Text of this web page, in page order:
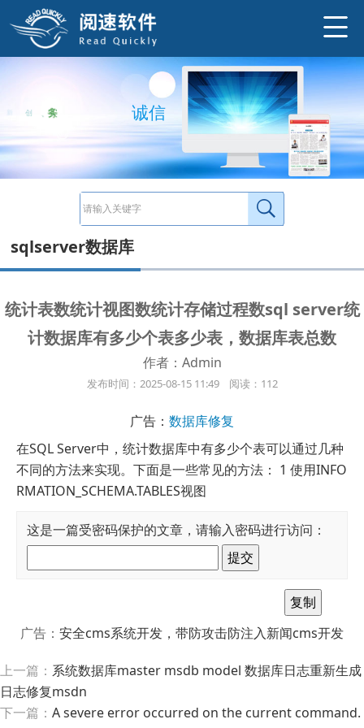
新
诚 信
sqlserver数据库
统计表数统计视图数统计存储过程数sql server统
计数据库有多少个表多少表，数据库表总数
作者：Admin
发布时间：2025-08-15 11:49 阅读：112
广告： 数据库修复
在SQL Server中，统计数据库中有多少个表可以通过几种
不同的方法来实现。下面是一些常见的方法： 1 使用INFO
RMATION_SCHEMA.TABLES视图
这是一篇受密码保护的文章，请输入密码进行访问：
广告： 安全cms系统开发，带防攻击防注入新闻cms开发
上一篇： 系统数据库master msdb model 数据库日志重新生成
日志修复msdn
下一篇： A severe error occurred on the current command.